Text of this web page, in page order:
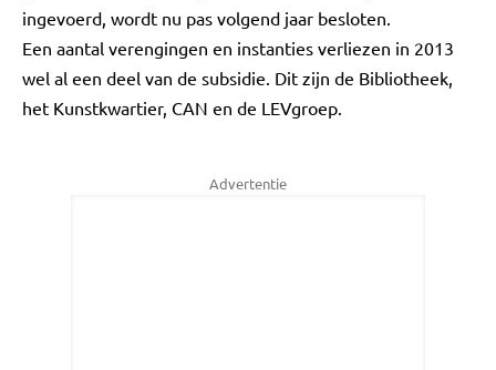
ingevoerd, wordt nu pas volgend jaar besloten.
Een aantal verengingen en instanties verliezen in 2013
wel al een deel van de subsidie. Dit zijn de Bibliotheek,
het Kunstkwartier, CAN en de LEVgroep.
Advertentie